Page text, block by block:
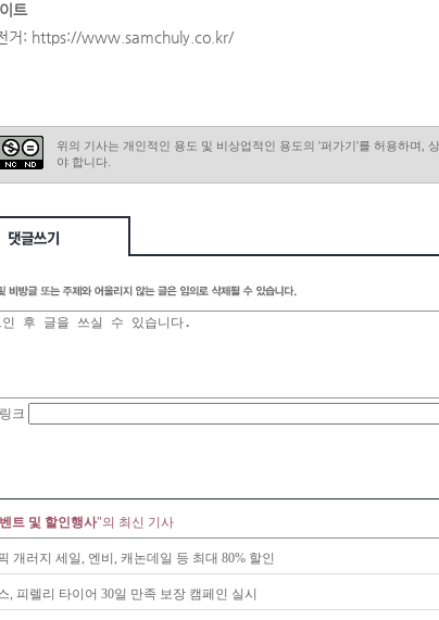
트
거: https://www.samchuly.co.kr/
위의 기사는 개인적인 용도 및 비상업적인 용도의 '퍼가기'를 허용하며,
야 합니다.
트 및 할인행사"의 최신 기사
개러지 세일, 엔비, 캐논데일 등 최대 80% 할인
, 피렐리 타이어 30일 만족 보장 캠페인 실시